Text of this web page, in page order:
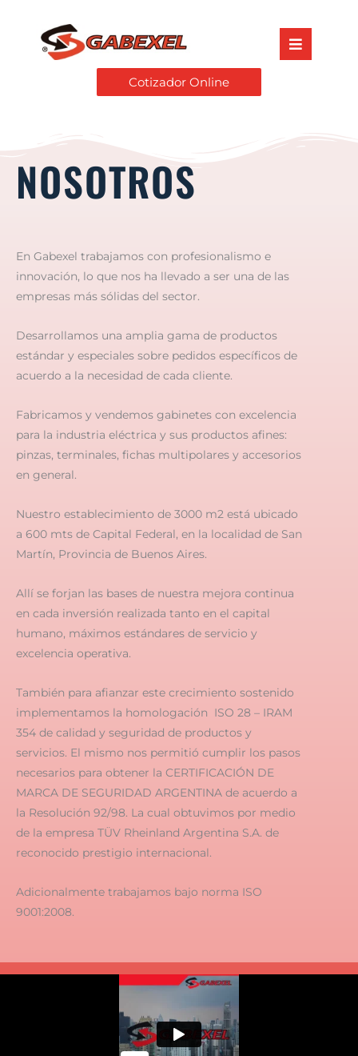
Cotizador Online
NOSOTROS
En Gabexel trabajamos con profesionalismo e
innovación, lo que nos ha llevado a ser una de las
empresas más sólidas del sector.
Desarrollamos una amplia gama de productos
estándar y especiales sobre pedidos específicos de
acuerdo a la necesidad de cada cliente.
Fabricamos y vendemos gabinetes con excelencia
para la industria eléctrica y sus productos afines:
pinzas, terminales, fichas multipolares y accesorios
en general.
Nuestro establecimiento de 3000 m2 está ubicado
a 600 mts de Capital Federal, en la localidad de San
Martín, Provincia de Buenos Aires.
Allí se forjan las bases de nuestra mejora continua
en cada inversión realizada tanto en el capital
humano, máximos estándares de servicio y
excelencia operativa.
También para afianzar este crecimiento sostenido
implementamos la homologación ISO 28 – IRAM
354 de calidad y seguridad de productos y
servicios. El mismo nos permitió cumplir los pasos
necesarios para obtener la CERTIFICACIÓN DE
MARCA DE SEGURIDAD ARGENTINA de acuerdo a
la Resolución 92/98. La cual obtuvimos por medio
de la empresa TÜV Rheinland Argentina S.A. de
reconocido prestigio internacional.
Adicionalmente trabajamos bajo norma ISO
9001:2008.